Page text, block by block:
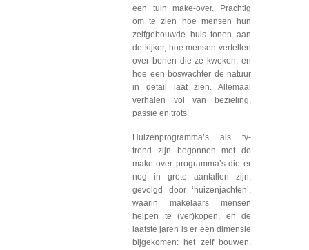
een tuin make-over. Prachtig
om te zien hoe mensen hun
zelfgebouwde huis tonen aan
de kijker, hoe mensen vertellen
over bonen die ze kweken, en
hoe een boswachter de natuur
in detail laat zien. Allemaal
verhalen vol van bezieling,
passie en trots.
Huizenprogramma’s als tv-
trend zijn begonnen met de
make-over programma’s die er
nog in grote aantallen zijn,
gevolgd door ‘huizenjachten’,
waarin makelaars mensen
helpen te (ver)kopen, en de
laatste jaren is er een dimensie
bijgekomen: het zelf bouwen.